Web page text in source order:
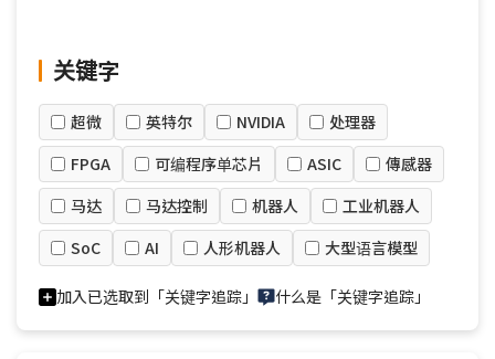
关键字
超微 英特尔 NVIDIA
处理器
FPGA
可编程序单芯片 ASIC
傳感器
马达
马达控制 机器人
工业机器人
SoC
AI 人形机器人 大型语言模型
加入已选取到「关键字追踪」 什么是「关键字追踪」